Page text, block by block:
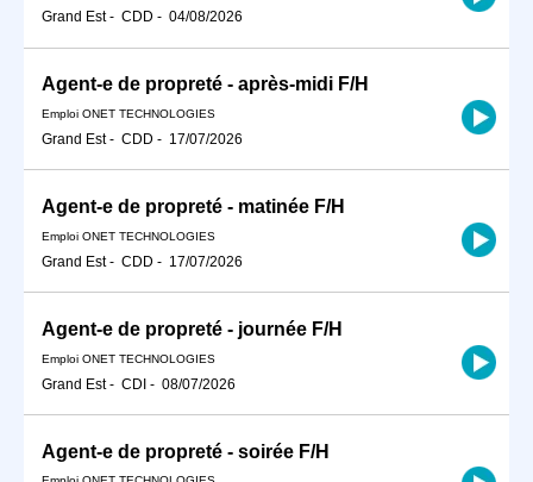
Grand Est- CDD - 04/08/2026
Agent-e de propreté - après-midi F/H
Emploi ONET TECHNOLOGIES
Grand Est- CDD - 17/07/2026
Agent-e de propreté - matinée F/H
Emploi ONET TECHNOLOGIES
Grand Est- CDD - 17/07/2026
Agent-e de propreté - journée F/H
Emploi ONET TECHNOLOGIES
Grand Est- CDI - 08/07/2026
Agent-e de propreté - soirée F/H